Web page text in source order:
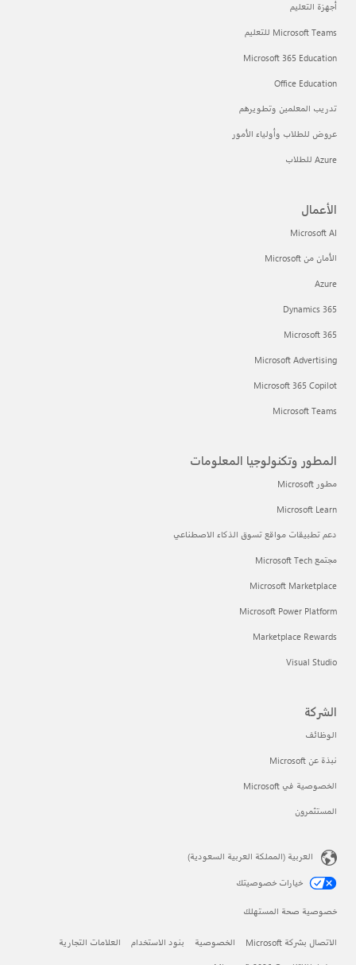
أجهزة التعليم
Microsoft Teams للتعليم
Microsoft 365 Education
Office Education
تدريب المعلمين وتطويرهم
عروض للطلاب وأولياء الأمور
Azure للطلاب
الأعمال
Microsoft AI
الأمان من Microsoft
Azure
Dynamics 365
Microsoft 365
Microsoft Advertising
Microsoft 365 Copilot
Microsoft Teams
المطور وتكنولوجيا المعلومات
مطور Microsoft
Microsoft Learn
دعم تطبيقات مواقع تسوق الذكاء الاصطناعي
مجتمع Microsoft Tech
Microsoft Marketplace
Microsoft Power Platform
Marketplace Rewards
Visual Studio
الشركة
الوظائف
نبذة عن Microsoft
الخصوصية في Microsoft
المستثمرون
العربية (المملكة العربية السعودية)
خيارات خصوصيتك
خصوصية صحة المستهلك
الاتصال بشركة Microsoft الخصوصية بنود الاستخدام العلامات التجارية